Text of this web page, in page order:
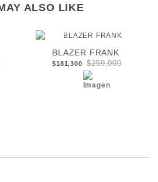
ALSO LIKE
BLAZER FRANK
$181,300 $259,000